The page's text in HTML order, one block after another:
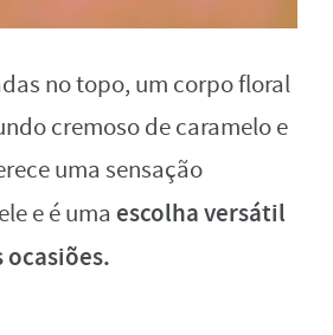
no topo, um corpo floral
cremoso de caramelo e
uma sensação
e é uma escolha versátil